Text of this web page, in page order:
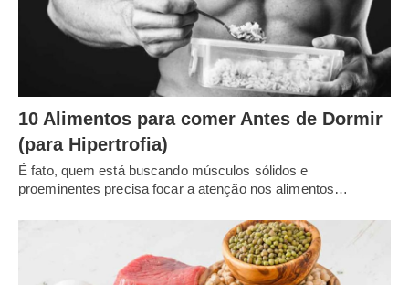
10 Alimentos para comer Antes de Dormir
(para Hipertrofia)
É fato, quem está buscando músculos sólidos e
proeminentes precisa focar a atenção nos alimentos…